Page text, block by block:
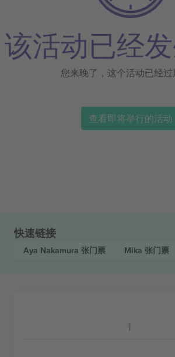
该活动已经发
您来晚了，这个活动已经过
查看即将举行的活动
快速链接
Aya Nakamura 张门票 Mika 张门票